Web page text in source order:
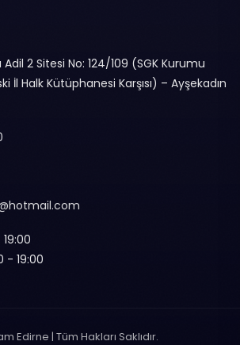
2 Sitesi No: 124/109 (SGK Kurumu
İl Halk Kütüphanesi Karşısı) – Ayşekadın
- 19:00
Edirne | Tüm Hakları Saklıdır.